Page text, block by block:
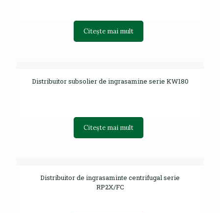
Citește mai mult
Distribuitor subsolier de ingrasamine serie KW180
Citește mai mult
Distribuitor de ingrasaminte centrifugal serie
RP2X/FC